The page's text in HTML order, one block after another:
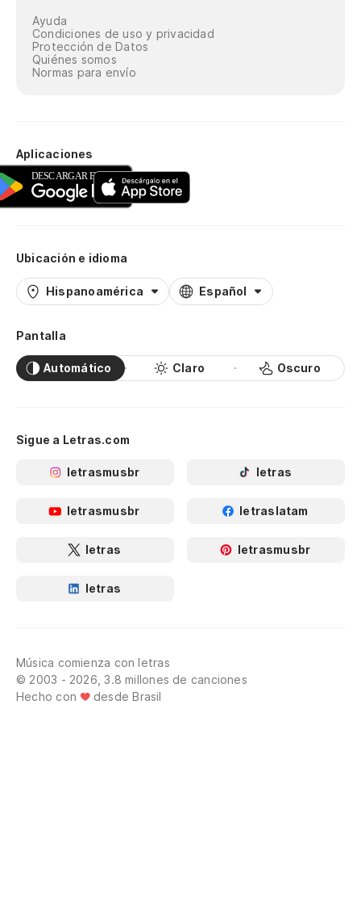
Ayuda
Condiciones de uso y privacidad
Protección de Datos
Quiénes somos
Normas para envío
Aplicaciones
Ubicación e idioma
Hispanoamérica Español
Pantalla
Automático Claro Oscuro
Sigue a Letras.com
letrasmusbr letras
letrasmusbr letraslatam
letras letrasmusbr
letras
Música comienza con letras
© 2003 - 2026, 3.8 millones de canciones
Hecho con
desde Brasil